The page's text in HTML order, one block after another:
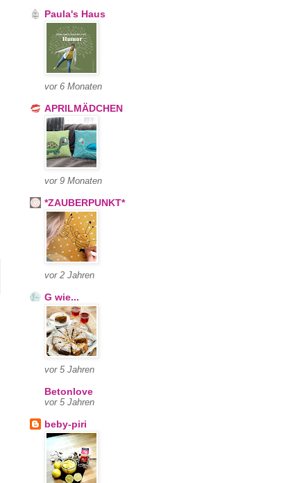
Paula's Haus
vor 6 Monaten
APRILMÄDCHEN
vor 9 Monaten
*ZAUBERPUNKT*
vor 2 Jahren
G wie...
vor 5 Jahren
Betonlove
vor 5 Jahren
beby-piri